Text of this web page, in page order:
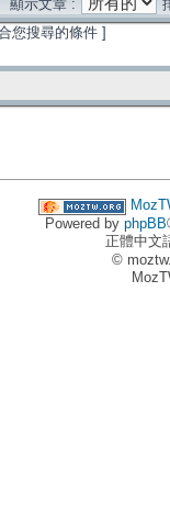
顯示文章 :
您搜尋的條件 ]
Powered by phpBB
正體中文
©